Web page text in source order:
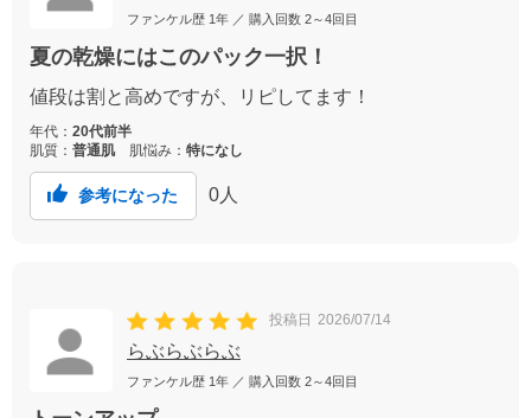
ファンケル歴 1年 ／ 購入回数 2～4回目
夏の乾燥にはこのパック一択！
値段は割と高めですが、リピしてます！
年代： 20代前半
肌質： 普通肌 肌悩み： 特になし
参考になった 0 人
投稿日 2026/07/14
らぶらぶらぶ
ファンケル歴 1年 ／ 購入回数 2～4回目